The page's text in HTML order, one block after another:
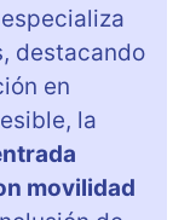
destacando
en
la
movilidad